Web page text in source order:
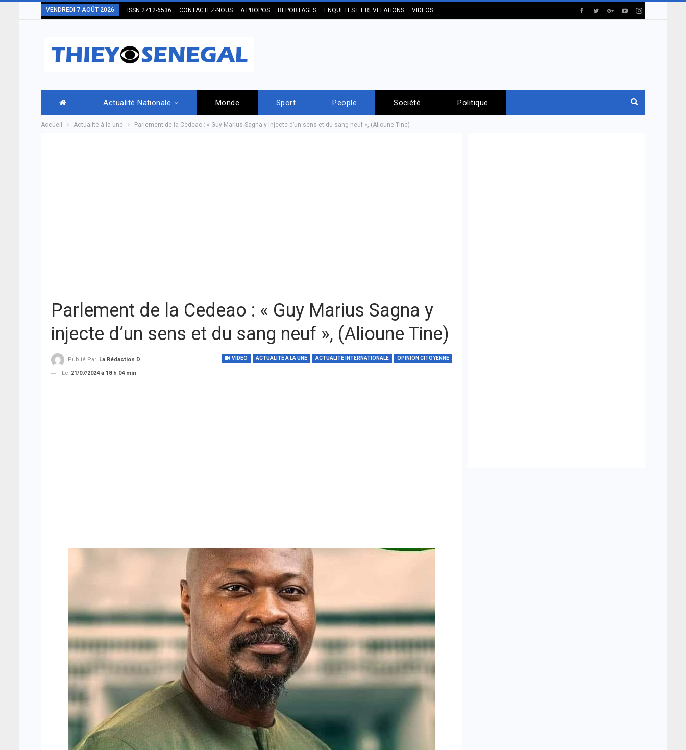
VENDREDI 7 AOÛT 2026 ISSN 2712-6536 CONTACTEZ-NOUS A PROPOS REPORTAGES ENQUETES ET REVELATIONS VIDEOS
Actualité Nationale Monde Sport People Société Politique
Accueil Actualité à la une Parlement de la Cedeao : « Guy Marius Sagna y injecte d’un sens et du sang neuf », (Alioune Tine)
Parlement de la Cedeao : « Guy Marius Sagna y
injecte d’un sens et du sang neuf », (Alioune Tine)
VIDEO ACTUALITÉ À LA UNE ACTUALITÉ INTERNATIONALE OPINION CITOYENNE
Publié Par La Rédaction De THIEYSENEGAL.com
Le 21/07/2024 à 18 h 04 min